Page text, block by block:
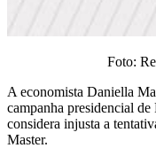
Foto:
A economista Daniella
campanha presidencial
considera injusta a
Master.